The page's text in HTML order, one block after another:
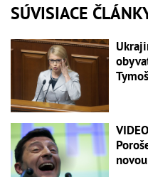
SÚVISIACE